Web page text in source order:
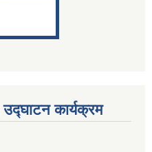
कार्यक्रम